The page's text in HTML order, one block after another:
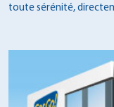
toute sérénité,